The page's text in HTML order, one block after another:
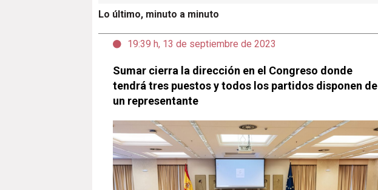
Lo último, minuto a minuto
19:39 h, 13 de septiembre de 2023
Sumar cierra la dirección en el Congreso donde
tendrá tres puestos y todos los partidos disponen de
un representante